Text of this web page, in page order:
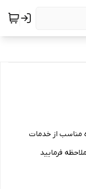
مناسب از خدمات
فرمایید